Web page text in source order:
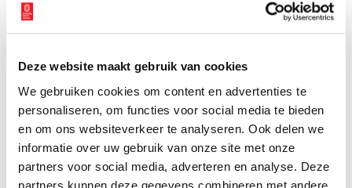
Deze website maakt gebruik van cookies
We gebruiken cookies om content en advertenties te
personaliseren, om functies voor social media te bieden
en om ons websiteverkeer te analyseren. Ook delen we
informatie over uw gebruik van onze site met onze
partners voor social media, adverteren en analyse. Deze
partners kunnen deze gegevens combineren met andere
Bij het verdronken dorp Ethersheim groef men in 2023
profielsleuven in de dijk: doorsnedes dwars door de dijk heen.
Dit had een bijzondere vondst tot gevolg: een middeleeuwse
sluis. “Hét bewijs dat we al eeuwenlang inventief bezig zijn
met waterbeheer,” aldus Jan-Willem Oudhof, die het
archeologisch onderzoek leidt namens de Alliantie
Markermeerdijken. In 2023 was echter al bekend dat dit